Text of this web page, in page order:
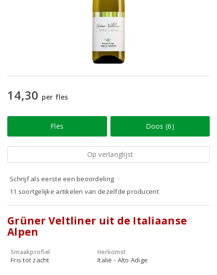
14,30 per fles
Fles Doos (6)
Op verlanglijst
Schrijf als eerste een beoordeling
11 soortgelijke artikelen van dezelfde producent
Grüner Veltliner uit de Italiaanse
Alpen
Smaakprofiel
Fris tot zacht
Herkomst
Italië - Alto Adige